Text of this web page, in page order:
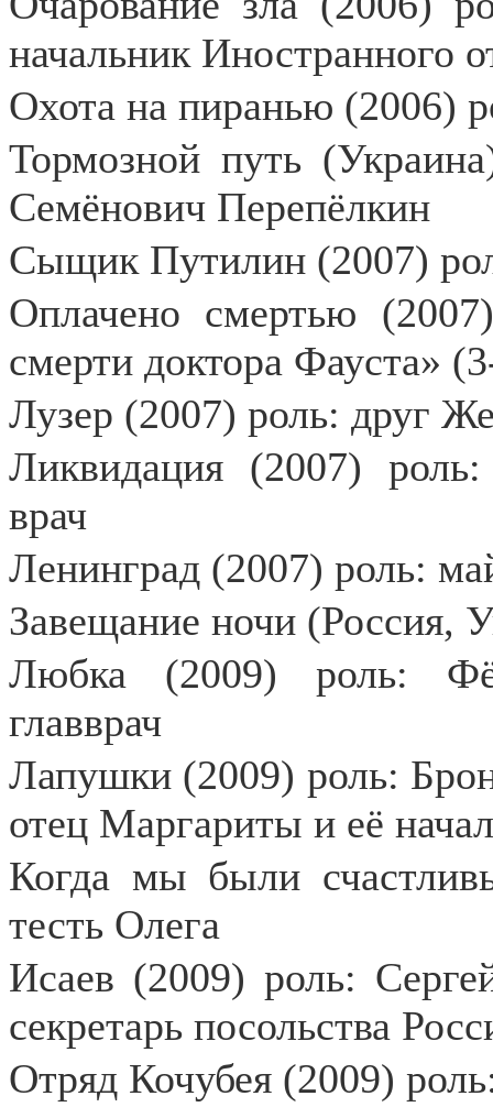
начальник Иностранного
Охота на пиранью (2006)
Тормозной путь
Семёнович Перепёлкин
Сыщик Путилин (2007)
Оплачено смертью
смерти доктора Фауста»
Лузер (2007) роль: друг
Ликвидация (2007)
врач
Ленинград (2007) роль:
Завещание ночи (Россия,
Любка (2009) роль:
главврач
Лапушки (2009) роль:
отец Маргариты и её
Когда мы были
тесть Олега
Исаев (2009) роль:
секретарь посольства
Отряд Кочубея (2009)